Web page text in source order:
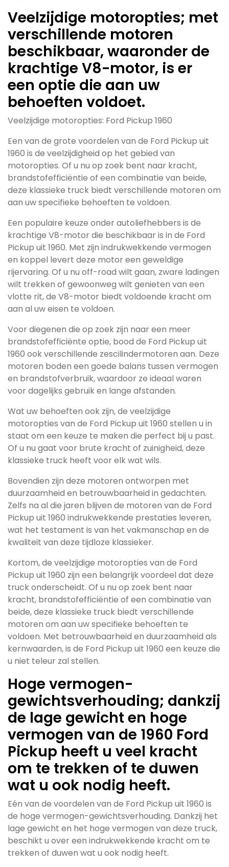
Veelzijdige motoropties; met
verschillende motoren
beschikbaar, waaronder de
krachtige V8-motor, is er
een optie die aan uw
behoeften voldoet.
Veelzijdige motoropties: Ford Pickup 1960
Een van de grote voordelen van de Ford Pickup uit
1960 is de veelzijdigheid op het gebied van
motoropties. Of u nu op zoek bent naar kracht,
brandstofefficiëntie of een combinatie van beide,
deze klassieke truck biedt verschillende motoren om
aan uw specifieke behoeften te voldoen.
Een populaire keuze onder autoliefhebbers is de
krachtige V8-motor die beschikbaar is in de Ford
Pickup uit 1960. Met zijn indrukwekkende vermogen
en koppel levert deze motor een geweldige
rijervaring. Of u nu off-road wilt gaan, zware ladingen
wilt trekken of gewoonweg wilt genieten van een
vlotte rit, de V8-motor biedt voldoende kracht om
aan al uw eisen te voldoen.
Voor diegenen die op zoek zijn naar een meer
brandstofefficiënte optie, bood de Ford Pickup uit
1960 ook verschillende zescilindermotoren aan. Deze
motoren boden een goede balans tussen vermogen
en brandstofverbruik, waardoor ze ideaal waren
voor dagelijks gebruik en lange afstanden.
Wat uw behoeften ook zijn, de veelzijdige
motoropties van de Ford Pickup uit 1960 stellen u in
staat om een keuze te maken die perfect bij u past.
Of u nu gaat voor brute kracht of zuinigheid, deze
klassieke truck heeft voor elk wat wils.
Bovendien zijn deze motoren ontworpen met
duurzaamheid en betrouwbaarheid in gedachten.
Zelfs na al die jaren blijven de motoren van de Ford
Pickup uit 1960 indrukwekkende prestaties leveren,
wat het testament is van het vakmanschap en de
kwaliteit van deze tijdloze klassieker.
Kortom, de veelzijdige motoropties van de Ford
Pickup uit 1960 zijn een belangrijk voordeel dat deze
truck onderscheidt. Of u nu op zoek bent naar
kracht, brandstofefficiëntie of een combinatie van
beide, deze klassieke truck biedt verschillende
motoren om aan uw specifieke behoeften te
voldoen. Met betrouwbaarheid en duurzaamheid als
kernwaarden, is de Ford Pickup uit 1960 een keuze die
u niet teleur zal stellen.
Hoge vermogen-
gewichtsverhouding; dankzij
de lage gewicht en hoge
vermogen van de 1960 Ford
Pickup heeft u veel kracht
om te trekken of te duwen
wat u ook nodig heeft.
Eén van de voordelen van de Ford Pickup uit 1960 is
de hoge vermogen-gewichtsverhouding. Dankzij het
lage gewicht en het hoge vermogen van deze truck,
beschikt u over een indrukwekkende kracht om te
trekken of duwen wat u ook nodig heeft.